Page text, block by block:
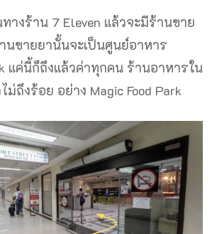
างร้าน 7 Eleven แล้วจะมีร้านขาย
นขายยานั้นจะเป็นศูนย์อาหาร
แค่นี้ก็ถึงแล้วค่าทุกคน ร้านอาหารใน
ถึงร้อย อย่าง Magic Food Park